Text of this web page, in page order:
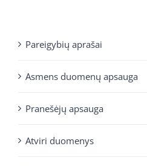
Pareigybių aprašai
Asmens duomenų apsauga
Pranešėjų apsauga
Atviri duomenys